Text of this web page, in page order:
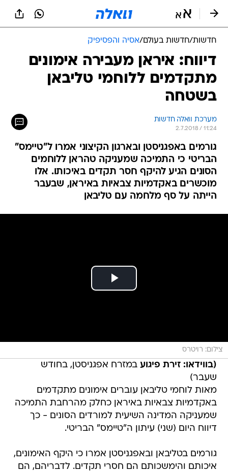
חדשות/חדשות בעולם/אסיה והפסיפיק
דיווח: איראן מעבירה אימונים
מתקדמים ללוחמי טליבאן
בשטחה
מערכת וואלה חדשות
2.7.2018 / 11:24
גורמים באפגניסטן ובארגון הקיצוני אמרו ל"טיימס"
הבריטי כי התמיכה שמעניקה טהראן ללוחמים
הסונים הגיע להיקף חסר תקדים באיכותו. אלו
מוכשרים באקדמיות צבאיות באיראן, שבעבר
הייתה על סף מלחמה עם טליבאן
צילום: רויטרס
(בווידאו: זירת פיגוע במזרח אפגניסטן, בחודש
שעבר)
מאות לוחמי טליבאן עוברים אימונים מתקדמים
באקדמיות צבאיות באיראן כחלק מהרחבת התמיכה
שמעניקה המדינה השיעית למורדים הסונים - כך
דיווח היום (שני) עיתון ה"טיימס" הבריטי.
גורמים בטליבאן ובאפגניסטן אמרו כי היקף האימונים,
איכותם והימשכותם הם חסרי תקדים. לדבריהם, הם